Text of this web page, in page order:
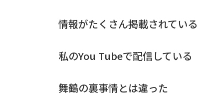
情報がたくさん掲載されている
私のYou Tubeで配信している
舞鶴の裏事情とは違った